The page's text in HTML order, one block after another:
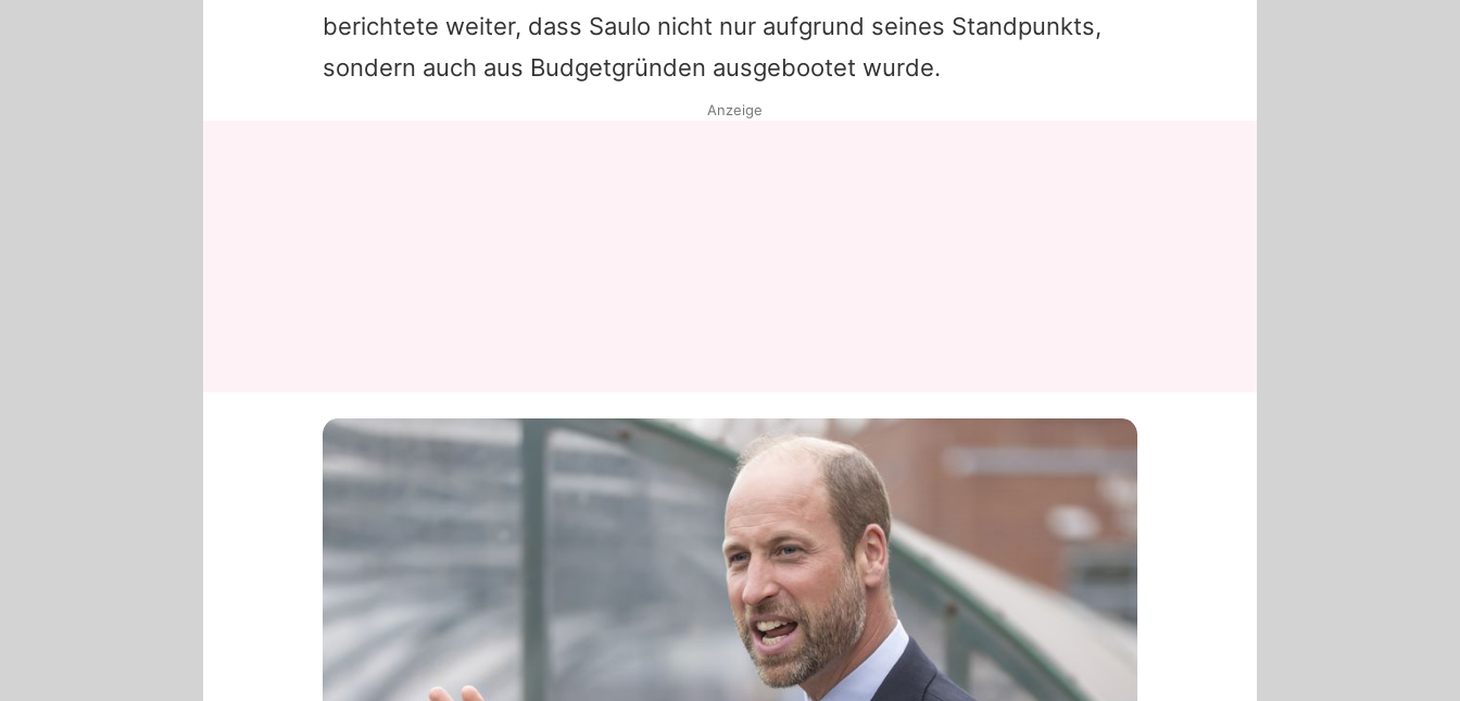
berichtete weiter, dass Saulo nicht nur aufgrund seines Standpunkts,
sondern auch aus Budgetgründen ausgebootet wurde.
Anzeige